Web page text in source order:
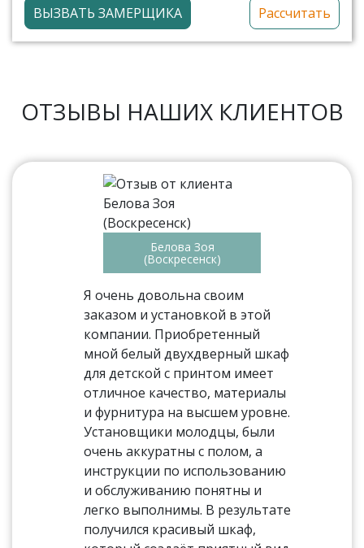
ВЫЗВАТЬ ЗАМЕРЩИКА Рассчитать
ОТЗЫВЫ НАШИХ КЛИЕНТОВ
Белова Зоя
(Воскресенск)
Я очень довольна своим
заказом и установкой в этой
компании. Приобретенный
мной белый двухдверный шкаф
для детской с принтом имеет
отличное качество, материалы
и фурнитура на высшем уровне.
Установщики молодцы, были
очень аккуратны с полом, а
инструкции по использованию
и обслуживанию понятны и
легко выполнимы. В результате
получился красивый шкаф,